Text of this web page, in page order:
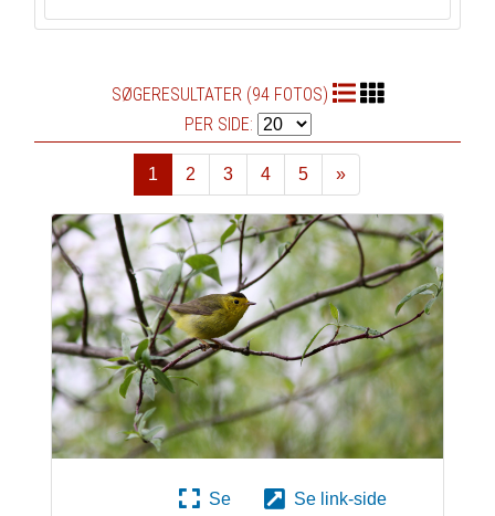
SØGERESULTATER (94 FOTOS)
PER SIDE:
1 2 3 4 5
»
Næste
Se
Se link-side